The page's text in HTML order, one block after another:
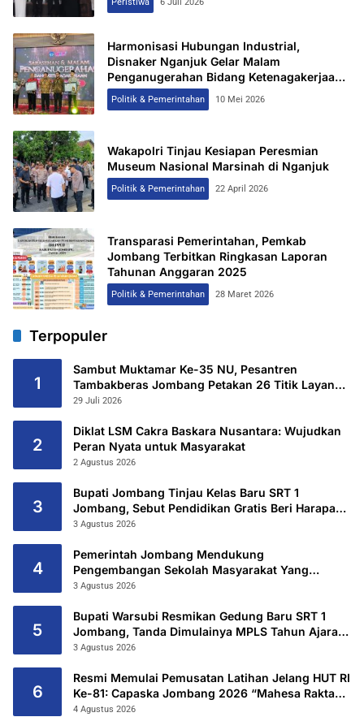
Harmonisasi Hubungan Industrial,
Disnaker Nganjuk Gelar Malam
Penganugerahan Bidang Ketenagakerjaan
2026
Politik & Pemerintahan 10 Mei 2026
Wakapolri Tinjau Kesiapan Peresmian
Museum Nasional Marsinah di Nganjuk
Politik & Pemerintahan 22 April 2026
Transparasi Pemerintahan, Pemkab
Jombang Terbitkan Ringkasan Laporan
Tahunan Anggaran 2025
Politik & Pemerintahan 28 Maret 2026
Terpopuler
1
Sambut Muktamar Ke-35 NU, Pesantren
Tambakberas Jombang Petakan 26 Titik Layanan
Utama
29 Juli 2026
2
Diklat LSM Cakra Baskara Nusantara: Wujudkan
Peran Nyata untuk Masyarakat
2 Agustus 2026
3
Bupati Jombang Tinjau Kelas Baru SRT 1
Jombang, Sebut Pendidikan Gratis Beri Harapan
Baru
3 Agustus 2026
4
Pemerintah Jombang Mendukung
Pengembangan Sekolah Masyarakat Yang
Kurang Mampu Hingga Hibahkan 6,3 Hektar
3 Agustus 2026
5
Bupati Warsubi Resmikan Gedung Baru SRT 1
Jombang, Tanda Dimulainya MPLS Tahun Ajaran
2026/2027
3 Agustus 2026
6
Resmi Memulai Pemusatan Latihan Jelang HUT RI
Ke-81: Capaska Jombang 2026 “Mahesa Rakta
Garuda Yudha”.
4 Agustus 2026